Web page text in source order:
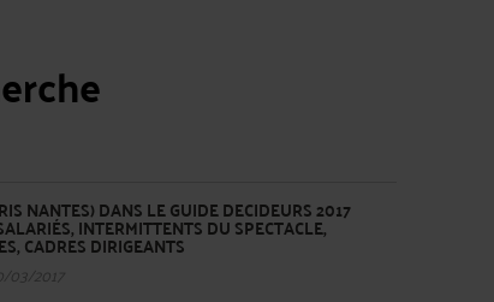
NANTES) DANS LE GUIDE DECIDEURS 2017
INTERMITTENTS DU SPECTACLE,
CADRES DIRIGEANTS
2017